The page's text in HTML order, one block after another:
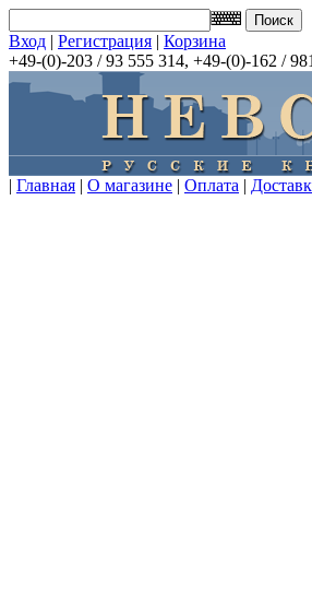
Вход | Регистрация | Корзина
+49-(0)-203 / 93 555 314, +49-(0)-162 /
| Главная | О магазине | Оплата |